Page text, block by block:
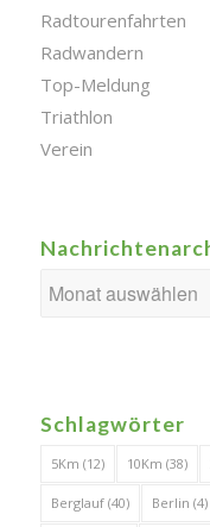
Radtourenfahrten
Radwandern
Top-Meldung
Triathlon
Verein
Schlagwörter
5Km (12) 10Km (38)
Berglauf(40) Berlin (4)